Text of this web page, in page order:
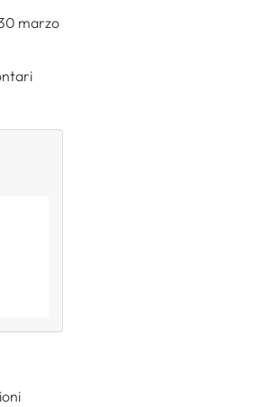
marzo